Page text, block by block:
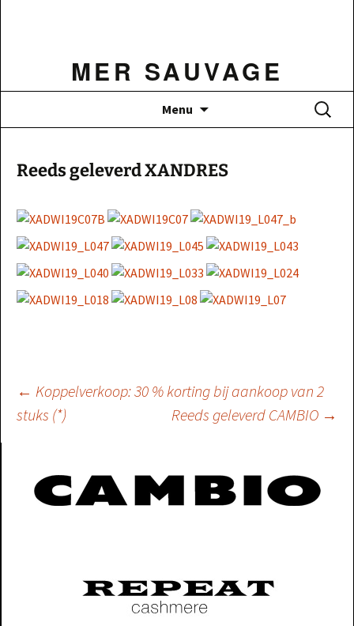
MER SAUVAGE
Menu
Zoeken
naar:
Reeds geleverd XANDRES
Berichtnavigatie
← Koppelverkoop: 30 % korting bij aankoop van 2
stuks (*)
Reeds geleverd CAMBIO →